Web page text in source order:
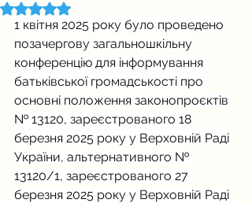
Оцінка: NaN з 5 зірок.
1 квітня 2025 року було проведено
позачергову загальношкільну
конференцію для інформування
батьківської громадськості про
основні положення законопроєктів
№ 13120, зареєстрованого 18
березня 2025 року у Верховній Раді
України, альтернативного №
13120/1, зареєстрованого 27
березня 2025 року у Верховній Раді